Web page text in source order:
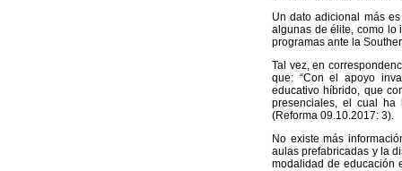
Un dato adicional más
algunas de élite, como lo
programas ante la
Tal vez, en
que: “Con el apoyo
educativo híbrido, que
presenciales, el cual ha
(Reforma 09.10.2017: 3).
No existe más
aulas prefabricadas y la
modalidad de educación